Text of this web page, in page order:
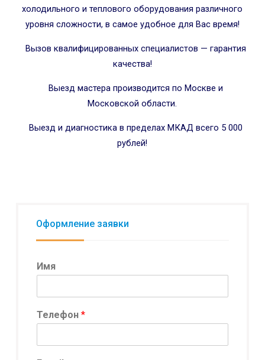
холодильного и теплового оборудования различного
уровня сложности, в самое удобное для Вас время!
Вызов квалифицированных специалистов — гарантия
качества!
Выезд мастера производится по Москве и
Московской области.
Выезд и диагностика в пределах МКАД всего 5 000
рублей!
Оформление заявки
Имя
Телефон *